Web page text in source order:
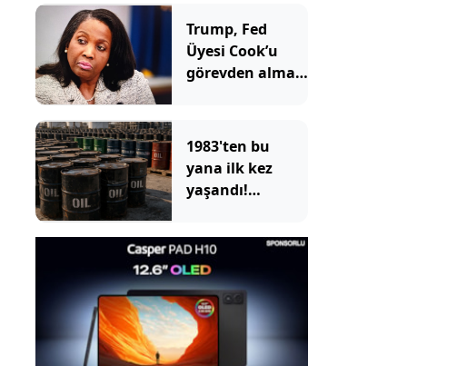
Trump, Fed
Üyesi Cook’u
görevden alma
1983'ten bu
yana ilk kez
yaşandı!
depoları hızla
eriyor